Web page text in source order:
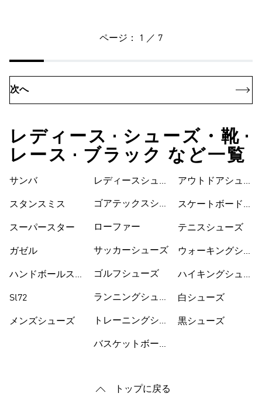
ページ： 1 ／ 7
次へ
レディース • シューズ・靴 •
レース • ブラック など一覧
サンバ
スタンスミス
スーパースター
ガゼル
ハンドボールスペ
Sl72
メンズシューズ
レディースシュー
ゴアテックスシュ
ローファー
サッカーシューズ
ゴルフシューズ
ランニングシュー
トレーニングシュ
バスケットボール
シューズ
アウトドアシュー
スケートボードシ
テニスシューズ
ウォーキングシュ
ハイキングシュー
白シューズ
黒シューズ
トップに戻る